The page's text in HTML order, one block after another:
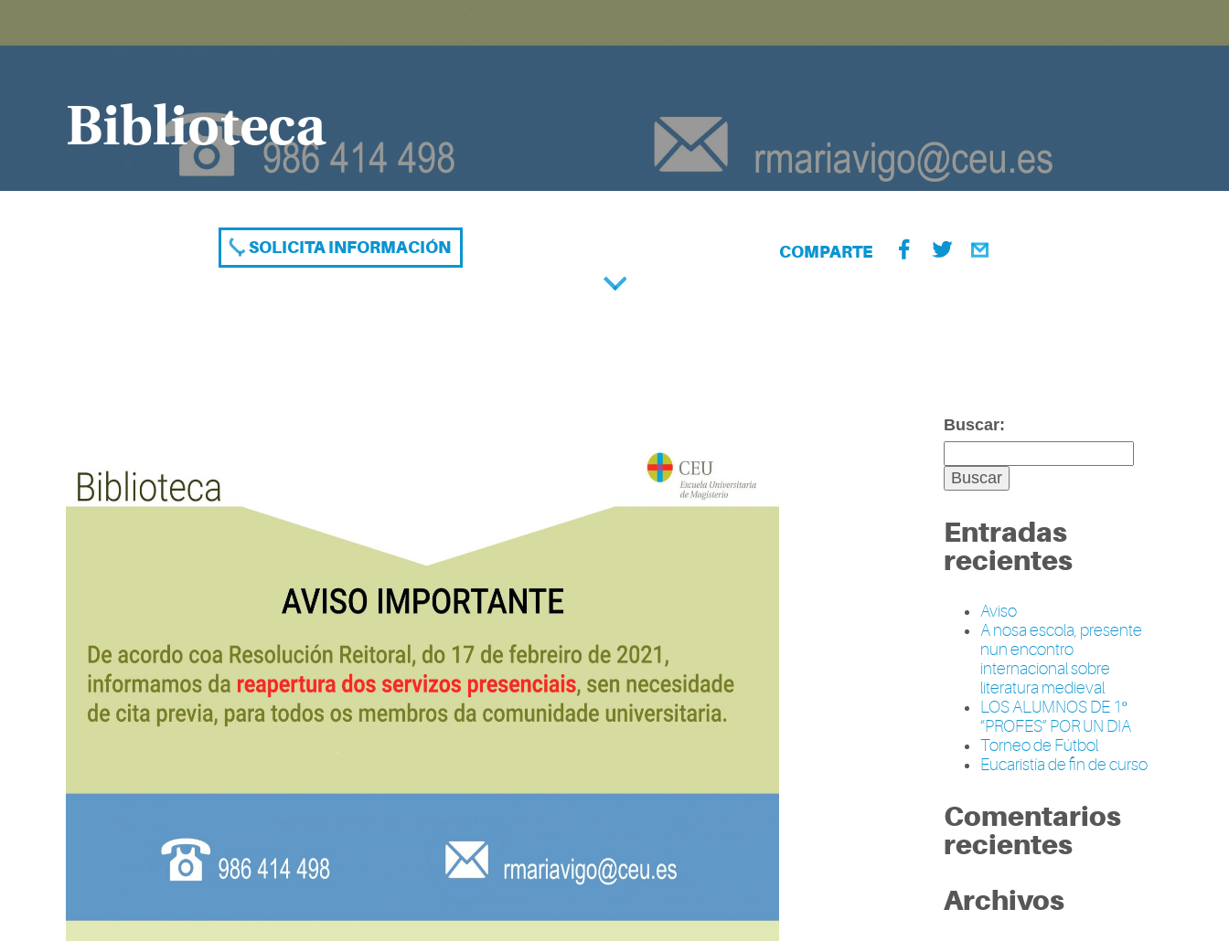
Biblioteca
SOLICITA INFORMACIÓN COMPARTE
Buscar:
Entradas
recientes
Aviso
A nosa escola, presente
nun encontro
internacional sobre
literatura medieval
LOS ALUMNOS DE 1º
“PROFES” POR UN DIA
Torneo de Fútbol
Eucaristía de fin de curso
Comentarios
recientes
Archivos